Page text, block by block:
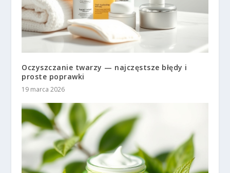
Oczyszczanie twarzy — najczęstsze błędy i
proste poprawki
19 marca 2026